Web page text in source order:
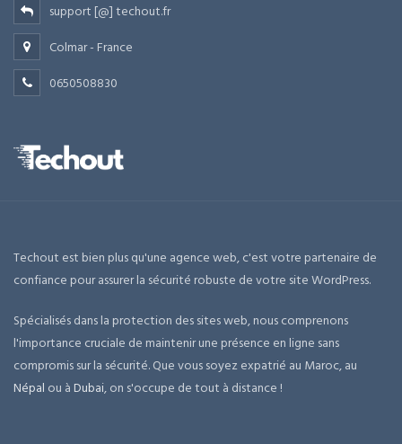
support [@] techout.fr
Colmar - France
0650508830
Techout est bien plus qu'une agence web, c'est votre partenaire de
confiance pour assurer la sécurité robuste de votre site WordPress.
Spécialisés dans la protection des sites web, nous comprenons
l'importance cruciale de maintenir une présence en ligne sans
compromis sur la sécurité. Que vous soyez expatrié au Maroc, au
Népal ou àDubai, on s'occupe de tout à distance !